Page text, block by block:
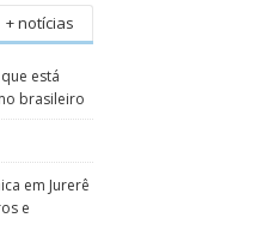
+ notícias
está
brasileiro
em Jurerê
e